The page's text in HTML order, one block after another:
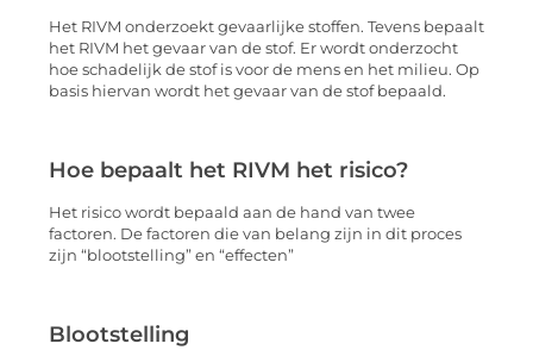
Het RIVM onderzoekt gevaarlijke stoffen. Tevens bepaalt
het RIVM het gevaar van de stof. Er wordt onderzocht
hoe schadelijk de stof is voor de mens en het milieu. Op
basis hiervan wordt het gevaar van de stof bepaald.
Hoe bepaalt het RIVM het risico?
Het risico wordt bepaald aan de hand van twee
factoren. De factoren die van belang zijn in dit proces
zijn “blootstelling” en “effecten”
Blootstelling